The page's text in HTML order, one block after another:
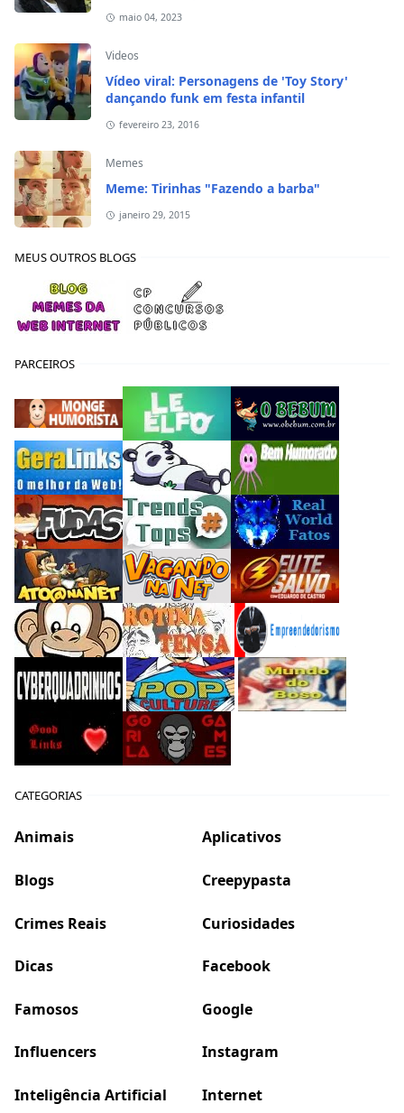
maio 04, 2023
Videos
Vídeo viral: Personagens de 'Toy Story'
dançando funk em festa infantil
fevereiro 23, 2016
Memes
Meme: Tirinhas "Fazendo a barba"
janeiro 29, 2015
MEUS OUTROS BLOGS
PARCEIROS
CATEGORIAS
Animais Aplicativos
Blogs Creepypasta
Crimes Reais Curiosidades
Dicas Facebook
Famosos Google
Influencers Instagram
Inteligência Artificial Internet